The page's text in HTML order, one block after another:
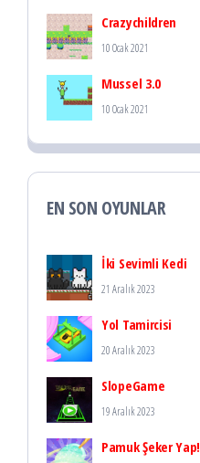
Crazychildren
10 Ocak 2021
Mussel 3.0
10 Ocak 2021
EN SON OYUNLAR
İki Sevimli Kedi
21 Aralık 2023
Yol Tamircisi
20 Aralık 2023
SlopeGame
19 Aralık 2023
Pamuk Şeker Yap!